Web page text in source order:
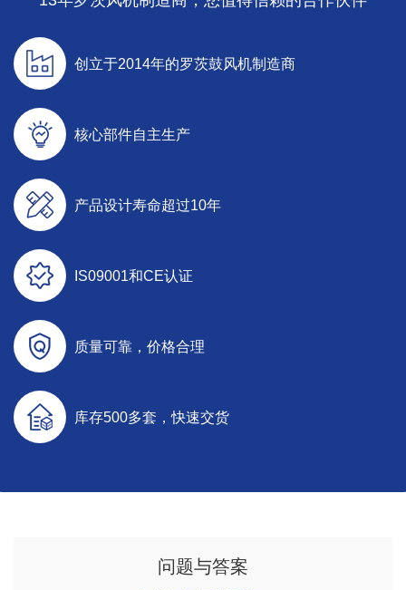
创立于2014年的罗茨鼓风机制造商
核心部件自主生产
产品设计寿命超过10年
IS09001和CE认证
质量可靠，价格合理
库存500多套，快速交货
问题与答案